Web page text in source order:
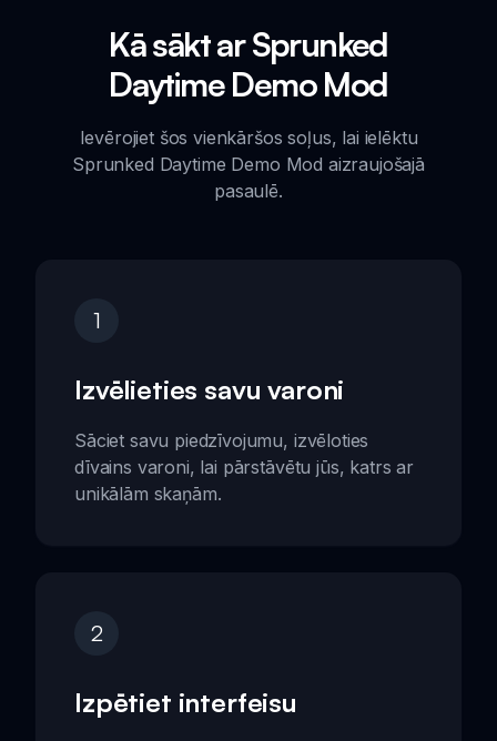
Kā sākt ar Sprunked
Daytime Demo Mod
Ievērojiet šos vienkāršos soļus, lai ielēktu
Sprunked Daytime Demo Mod aizraujošajā
pasaulē.
1
Izvēlieties savu varoni
Sāciet savu piedzīvojumu, izvēloties
dīvains varoni, lai pārstāvētu jūs, katrs ar
unikālām skaņām.
2
Izpētiet interfeisu